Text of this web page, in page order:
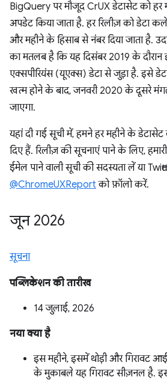
BigQuery पर मौजूद CrUX डेटासेट को
अपडेट किया जाता है. हर रिलीज़ को डेटा
और महीने के हिसाब से नंबर दिया जाता है.
का मतलब है कि यह दिसंबर 2019 के दौरान
एक्सपीरियंस (यूएक्स) डेटा से जुड़ा है. इसे
खत्म होने के बाद, जनवरी 2020 के दूसरे
जाएगा.
यहां दी गई सूची में, हमने हर महीने के
दिए हैं. रिलीज़ की सूचनाएं पाने के लिए, हमारी
ईमेल पाने वाली सूची की सदस्यता लें या
@ChromeUXReportको फ़ॉलो करें.
जून 2026
सूचना
पब्लिकेशन की तारीख
14 जुलाई, 2026
नया क्या है
इस महीने, इसमें थोड़ी और गिरावट
के मुकाबले यह गिरावट सीज़नल है.